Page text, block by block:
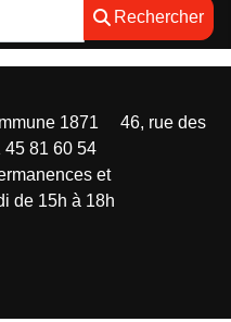
Rechercher
1871 46, rue des
45 81 60 54
et
de 15h à 18h